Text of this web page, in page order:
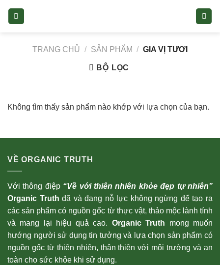
TRANG CHỦ / SẢN PHẨM / GIA VỊ TƯƠI
BỘ LỌC
Không tìm thấy sản phẩm nào khớp với lựa chọn của bạn.
VỀ ORGANIC TRUTH
Với thông điệp “Về với thiên nhiên khỏe đẹp tự nhiên”
Organic Truth đã và đang nỗ lực không ngừng để tạo ra
các sản phẩm có nguồn gốc từ thực vật, thảo mộc lành tính
và mang lại hiệu quả cao. Organic Truth mong muốn
hướng người sử dụng tin tưởng và lựa chọn sản phẩm có
nguồn gốc từ thiên nhiên, thân thiện với môi trường và an
toàn cho sức khỏe khi sử dụng.